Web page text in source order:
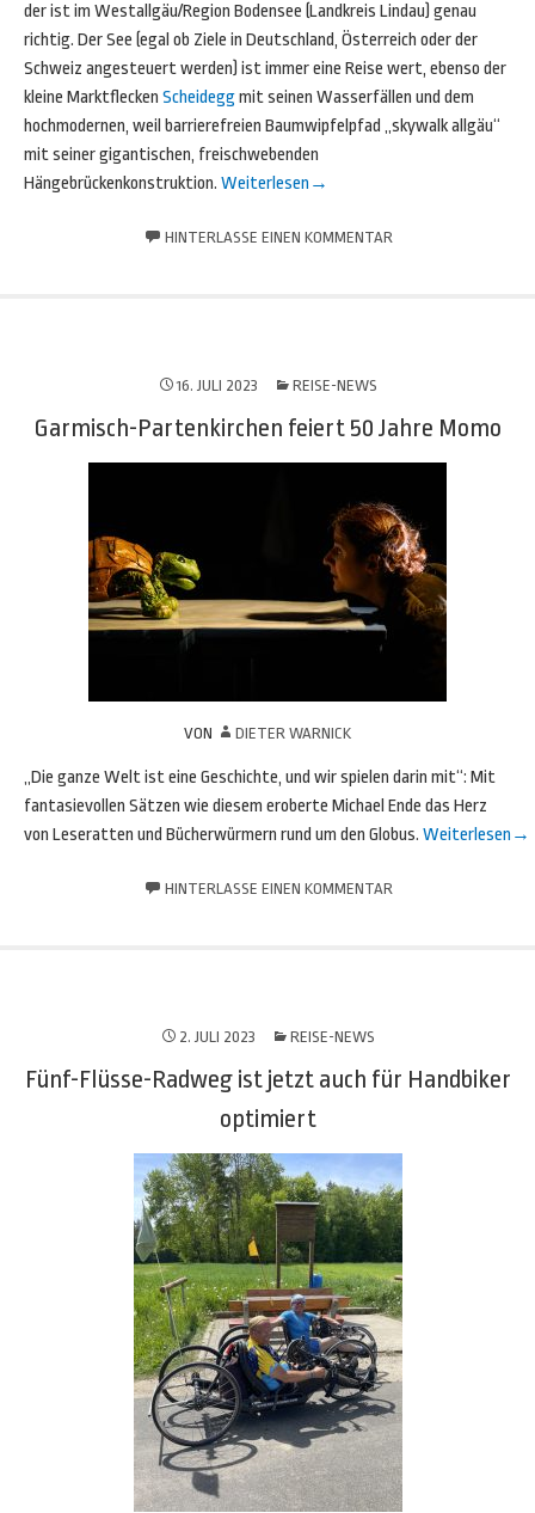
der ist im Westallgäu/Region Bodensee (Landkreis Lindau) genau
richtig. Der See (egal ob Ziele in Deutschland, Österreich oder der
Schweiz angesteuert werden) ist immer eine Reise wert, ebenso der
kleine Marktflecken Scheideggmit seinen Wasserfällen und dem
hochmodernen, weil barrierefreien Baumwipfelpfad „skywalk allgäu“
mit seiner gigantischen, freischwebenden
Hängebrückenkonstruktion. Weiterlesen →
HINTERLASSE EINEN KOMMENTAR
16. JULI 2023 REISE-NEWS
Garmisch-Partenkirchen feiert 50 Jahre Momo
VON DIETER WARNICK
„Die ganze Welt ist eine Geschichte, und wir spielen darin mit“: Mit
fantasievollen Sätzen wie diesem eroberte Michael Ende das Herz
von Leseratten und Bücherwürmern rund um den Globus. Weiterlesen →
HINTERLASSE EINEN KOMMENTAR
2. JULI 2023 REISE-NEWS
Fünf-Flüsse-Radweg ist jetzt auch für Handbiker
optimiert